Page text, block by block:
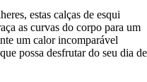
estas calças de esqui
as curvas do corpo para um
um calor incomparável
possa desfrutar do seu dia de